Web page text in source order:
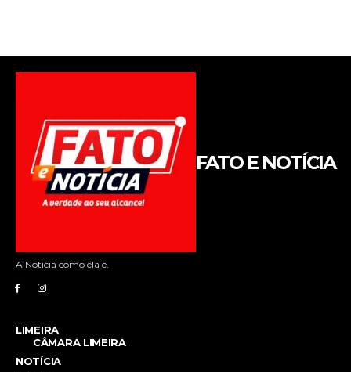
FATO E NOTÍCIA
A Noticia como ela é.
LIMEIRA
CÂMARA LIMEIRA
NOTÍCIA